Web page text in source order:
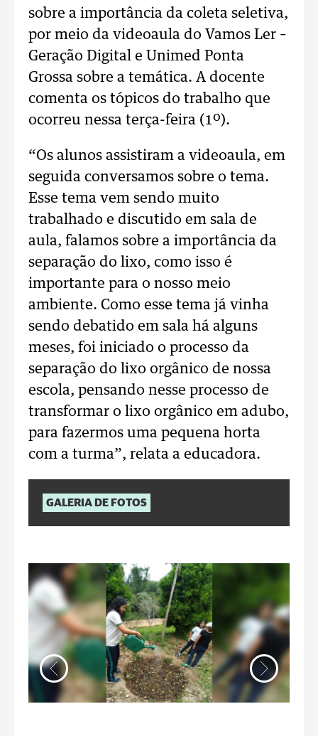
sobre a importância da coleta seletiva,
por meio da videoaula do Vamos Ler –
Geração Digital e Unimed Ponta
Grossa sobre a temática. A docente
comenta os tópicos do trabalho que
ocorreu nessa terça-feira (1º).
“Os alunos assistiram a videoaula, em
seguida conversamos sobre o tema.
Esse tema vem sendo muito
trabalhado e discutido em sala de
aula, falamos sobre a importância da
separação do lixo, como isso é
importante para o nosso meio
ambiente. Como esse tema já vinha
sendo debatido em sala há alguns
meses, foi iniciado o processo da
separação do lixo orgânico de nossa
escola, pensando nesse processo de
transformar o lixo orgânico em adubo,
para fazermos uma pequena horta
com a turma”, relata a educadora.
GALERIA DE FOTOS